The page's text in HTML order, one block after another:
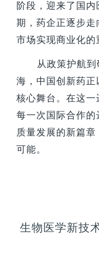
阶段，迎来了国
期，药企正逐步
市场实现商业化的
从政策护航
海，中国创新药
核心舞台。在这一
每一次国际合作
质量发展的新篇
可能。
生物医学新技